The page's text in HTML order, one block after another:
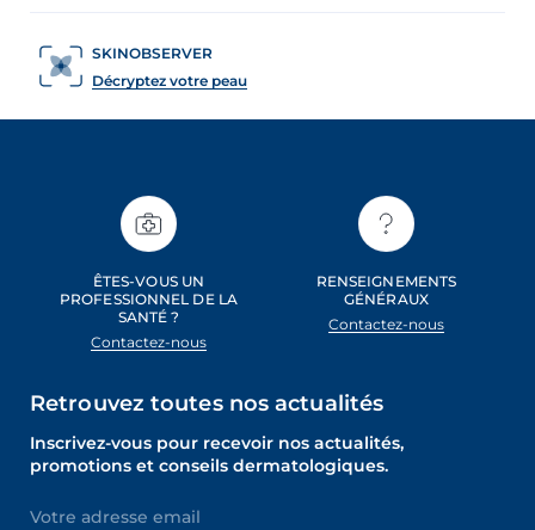
SKINOBSERVER
Décryptez votre peau
ÊTES-VOUS UN
PROFESSIONNEL DE LA
SANTÉ ?
Contactez-nous
RENSEIGNEMENTS
GÉNÉRAUX
Contactez-nous
Retrouvez toutes nos actualités
Inscrivez-vous pour recevoir nos actualités,
promotions et conseils dermatologiques.